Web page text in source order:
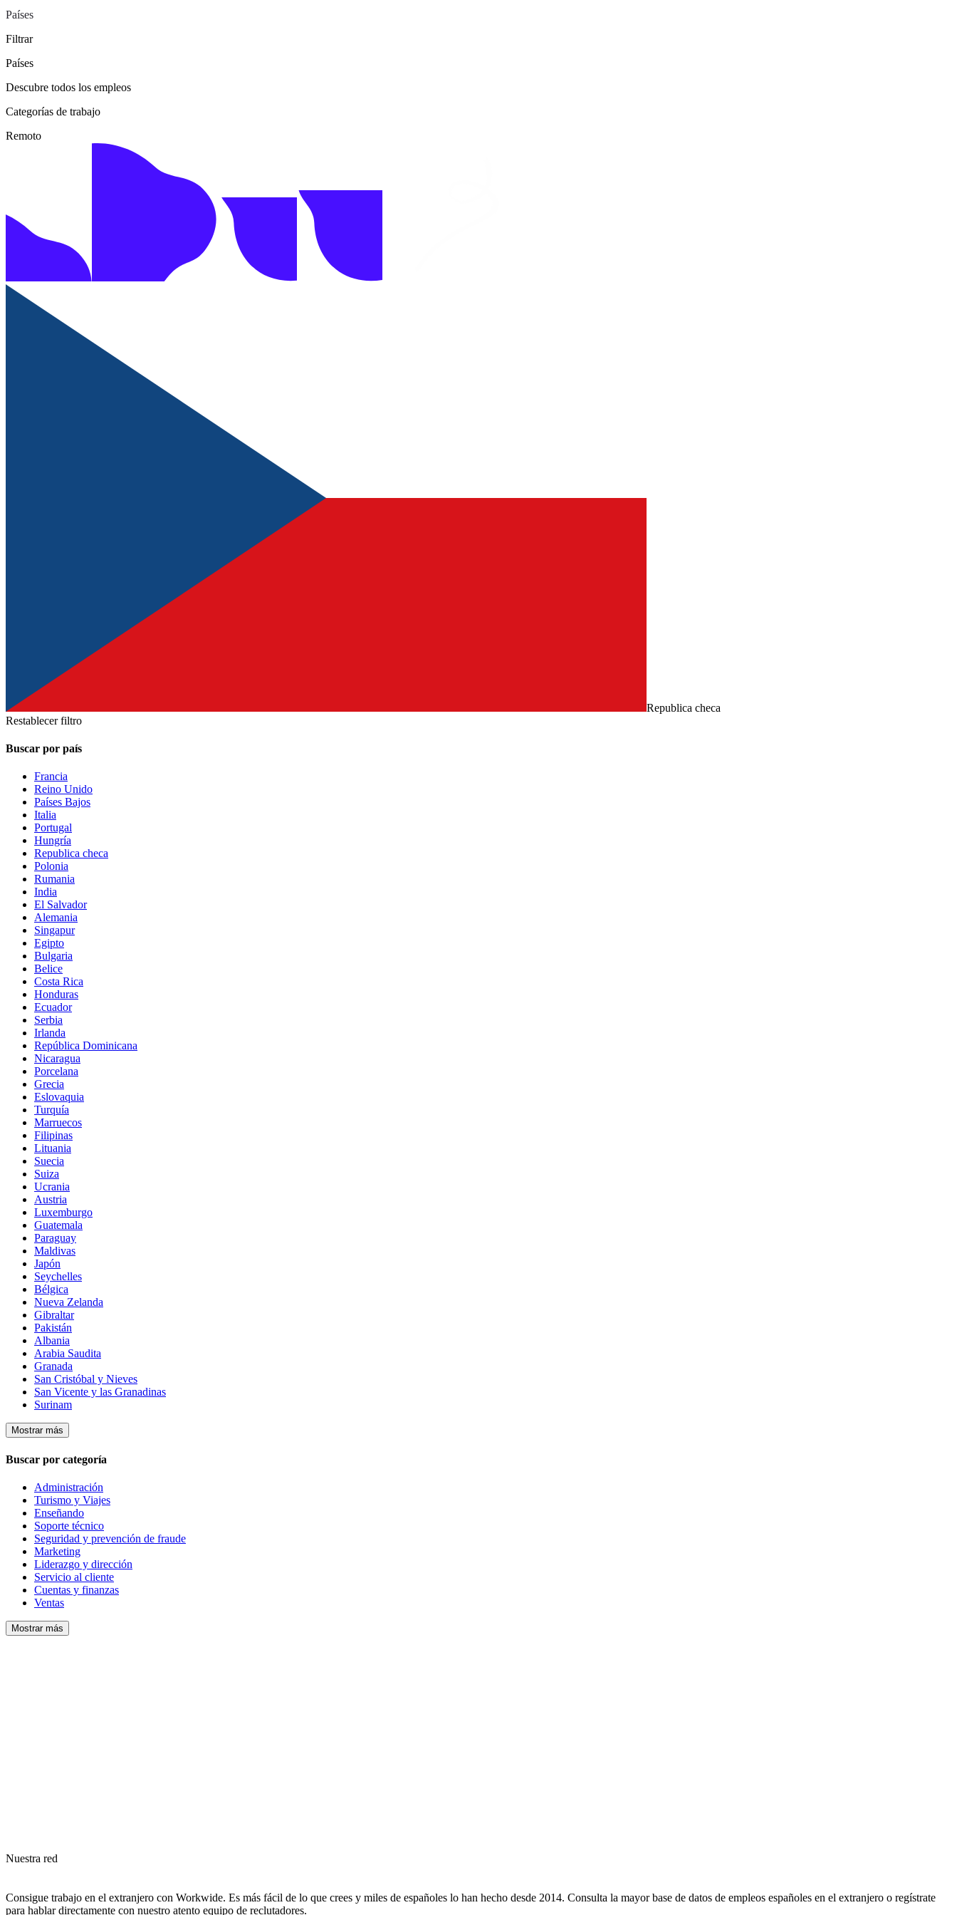
Países
Filtrar
Países
Descubre todos los empleos
Categorías de trabajo
Remoto
Republica checa
Restablecer filtro
Buscar por país
Francia
Reino Unido
Países Bajos
Italia
Portugal
Hungría
Republica checa
Polonia
Rumania
India
El Salvador
Alemania
Singapur
Egipto
Bulgaria
Belice
Costa Rica
Honduras
Ecuador
Serbia
Irlanda
República Dominicana
Nicaragua
Porcelana
Grecia
Eslovaquia
Turquía
Marruecos
Filipinas
Lituania
Suecia
Suiza
Ucrania
Austria
Luxemburgo
Guatemala
Paraguay
Maldivas
Japón
Seychelles
Bélgica
Nueva Zelanda
Gibraltar
Pakistán
Albania
Arabia Saudita
Granada
San Cristóbal y Nieves
San Vicente y las Granadinas
Surinam
Mostrar más
Buscar por categoría
Administración
Turismo y Viajes
Enseñando
Soporte técnico
Seguridad y prevención de fraude
Marketing
Liderazgo y dirección
Servicio al cliente
Cuentas y finanzas
Ventas
Mostrar más
Nuestra red
Consigue trabajo en el extranjero con Workwide. Es más fácil de lo que crees y miles de españoles lo han hecho desde 2014. Consulta la mayor base de datos de empleos españoles en el extranjero o regístrate
para hablar directamente con nuestro atento equipo de reclutadores.